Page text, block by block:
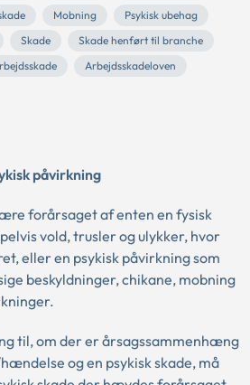
Mobning
Psykisk ubehag
Skade
Skade henført til branche
Arbejdsskadeloven
påvirkning
forårsaget af enten en fysisk
vold, trusler og ulykker, hvor
eller en psykisk påvirkning som
beskyldninger, chikane, mobning
til, om der er årsagssammenhæng
og en psykisk skade, må